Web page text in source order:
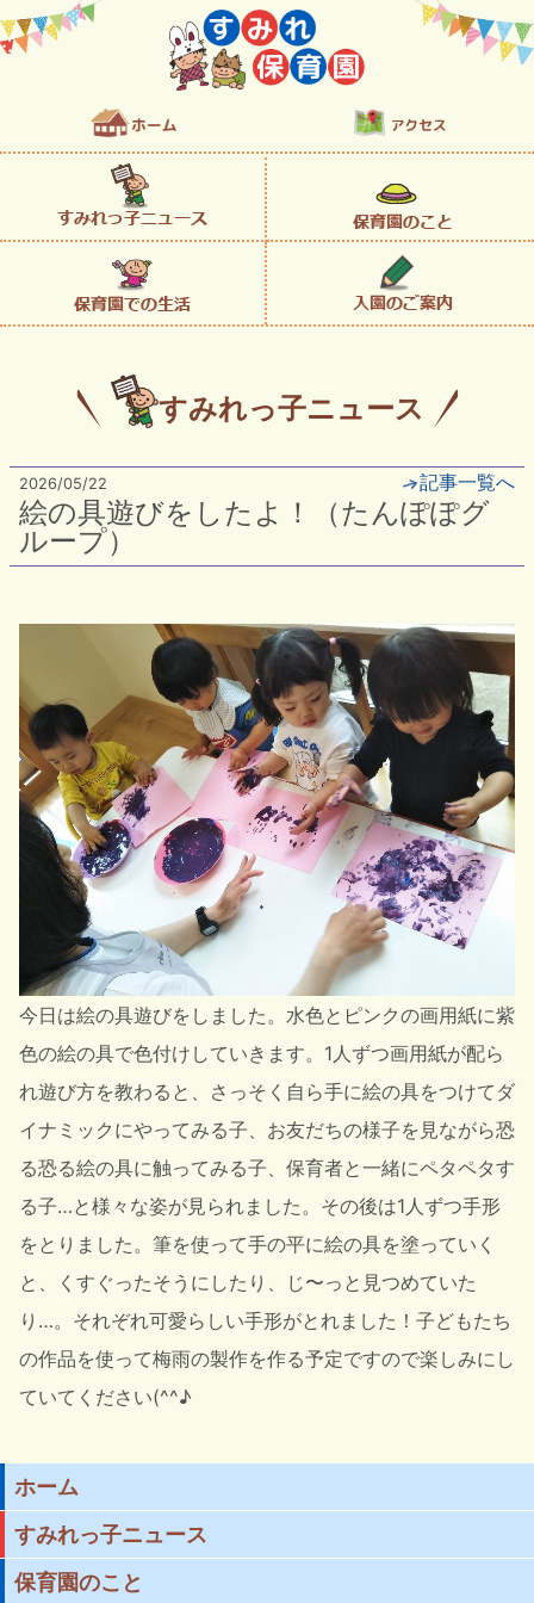
すみれっ子ニュース
記事一覧へ
2026/05/22
絵の具遊びをしたよ！（たんぽぽグ
ループ）
今日は絵の具遊びをしました。水色とピンクの画用紙に紫
色の絵の具で色付けしていきます。1人ずつ画用紙が配ら
れ遊び方を教わると、さっそく自ら手に絵の具をつけてダ
イナミックにやってみる子、お友だちの様子を見ながら恐
る恐る絵の具に触ってみる子、保育者と一緒にペタペタす
る子…と様々な姿が見られました。その後は1人ずつ手形
をとりました。筆を使って手の平に絵の具を塗っていく
と、くすぐったそうにしたり、じ〜っと見つめていた
り…。それぞれ可愛らしい手形がとれました！子どもたち
の作品を使って梅雨の製作を作る予定ですので楽しみにし
ていてください(^^♪
ホーム
すみれっ子ニュース
保育園のこと